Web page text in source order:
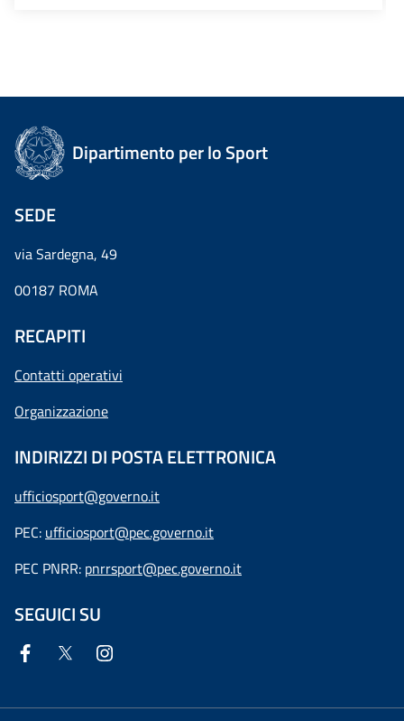
Dipartimento per lo Sport
SEDE
via Sardegna, 49
00187 ROMA
RECAPITI
Contatti operativi
Organizzazione
INDIRIZZI DI POSTA ELETTRONICA
ufficiosport@governo.it
PEC: ufficiosport@pec.governo.it
PEC PNRR: pnrrsport@pec.governo.it
SEGUICI SU